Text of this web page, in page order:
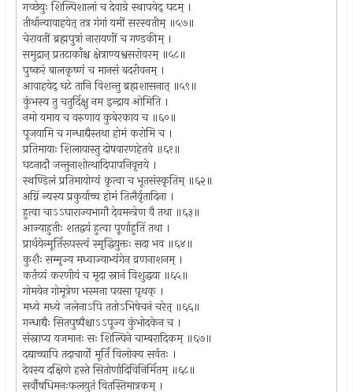
गच्छेयुः शिल्पिशालां च देवाग्रे स्थापयेद् घटम् ।
तीर्थान्यावाहयेत् तत्र गंगां यमीं सरस्वतीम् ॥५७॥
चेरावतीं ब्रह्मपुत्रां नारायणीं च गण्डकीम् ।
समुद्रान् प्रतटाकाँश्च क्षेत्राण्यश्वसरोवरम् ॥५८॥
पुष्करं बालकृष्णं च मानसं बदरीवनम् ।
आवाहयेद् घटे तानि विशन्तु ब्रह्मशासनात् ॥५९॥
कुंभस्य तु चतुर्दिक्षु नम इन्द्राय ओमिति ।
नमो यमाय च वरुणाय कुबेरकाय च ॥६०॥
पूजयामि च गन्धाद्यैस्तथा होमं करोमि च ।
प्रतिमायाः शिलायास्तु दोषवारणहेतवे ॥६१॥
घटनादौ जन्तुनाशोत्थादिपापनिवृत्तये ।
स्थण्डिलं प्रतिमायोग्यं कृत्वा च भूतसंस्कृतिम् ॥६२॥
अग्निं न्यस्य प्रकुर्याच्च होमं तिलैर्वृतादिना ।
हुत्वा चाऽऽघाराज्यभागौ देवमन्त्रेण वै तथा ॥६३॥
आज्याहुतीः शतद्वयं हुत्वा पूर्णाहुतिं तथा ।
प्रार्थयेन्मूर्तिरूपस्त्वं स्मृद्धियुक्तः सदा भव ॥६४॥
कुशैः सम्मृज्य मध्वाज्याभ्यंगेन व्रणनाशनम् ।
कर्तव्यं करणीयं च मृदा स्नानं विशुद्धया ॥६५॥
गोमयेन गोमूत्रेण भस्मना पयसा पृथक् ।
मध्ये मध्ये जलेनाऽपि ततोऽभिषेचनं चरेत् ॥६६॥
गन्धाद्यैः सितपुष्पैश्चाऽऽपूज्य कुंभोदकेन च ।
संस्नाप्य यजमानः सः शिल्पिने चाम्बरादिकम् ॥६७॥
दद्याच्चापि तदाचार्यो मूर्तिं विलोक्य सर्वतः ।
देवस्य दक्षिणे हस्ते सितोर्णादिविनिर्मितम् ॥६८॥
सर्वौषधिमनःफलयुतं वितस्तिमात्रकम् ।